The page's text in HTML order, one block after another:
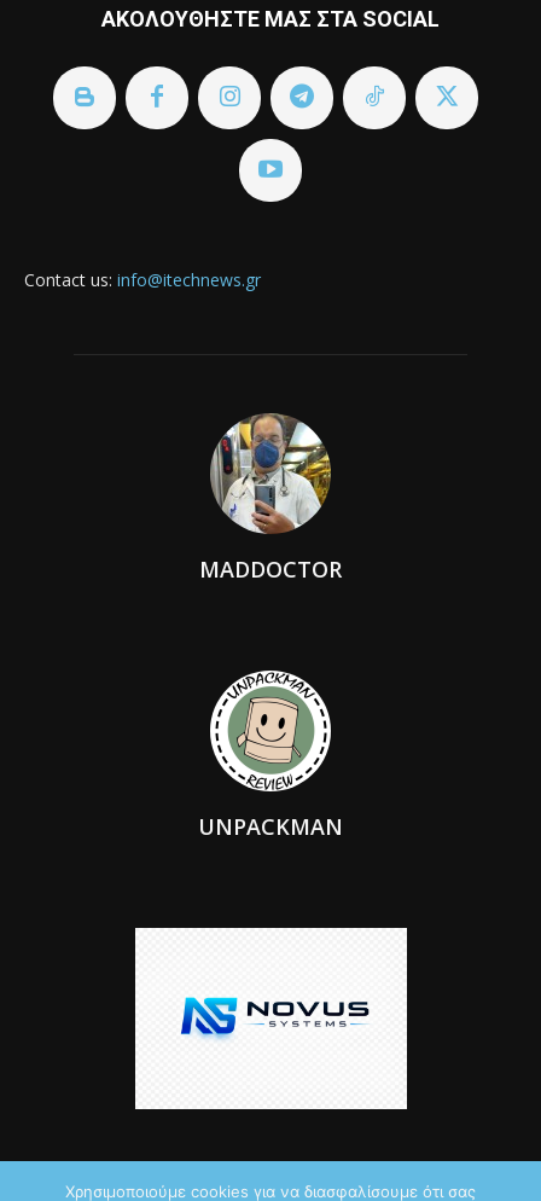
ΑΚΟΛΟΥΘΗΣΤΕ ΜΑΣ ΣΤΑ SOCIAL
Contact us: info@itechnews.gr
MADDOCTOR
UNPACKMAN
Χρησιμοποιούμε cookies για να διασφαλίσουμε ότι σας